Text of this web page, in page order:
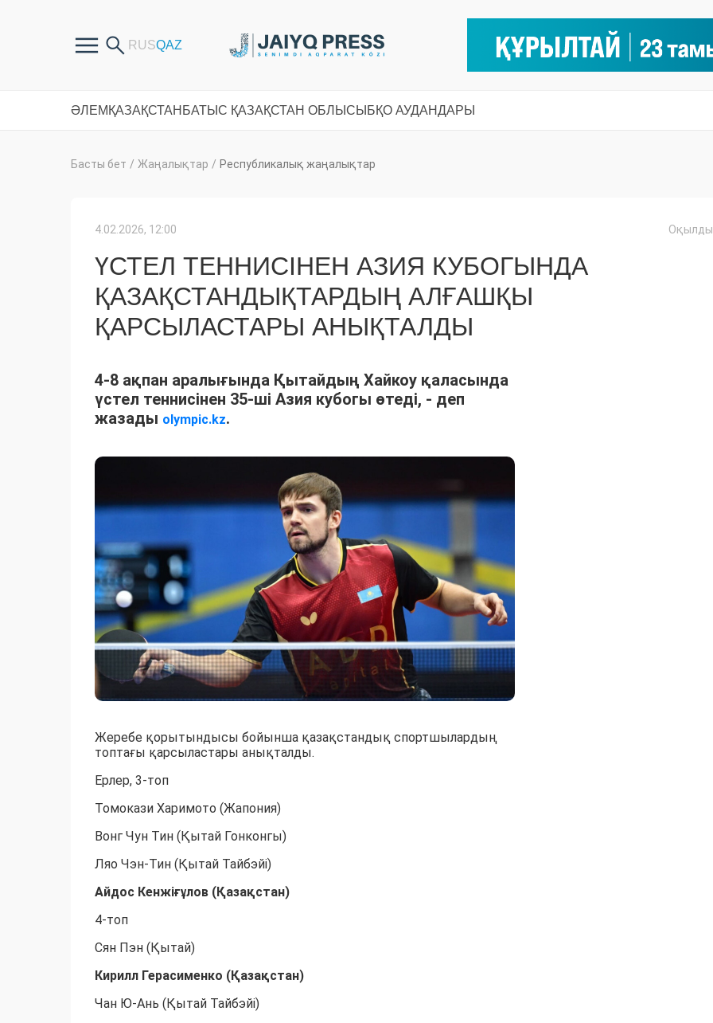
ӘЛЕМ ҚАЗАҚСТАН БАТЫС ҚАЗАҚСТАН ОБЛЫСЫ БҚО АУДАНДАРЫ
Басты бет / Жаңалықтар / Республикалық жаңалықтар
4.02.2026, 12:00
ҮСТЕЛ ТЕННИСІНЕН АЗИЯ КУБОГЫНДА
ҚАЗАҚСТАНДЫҚТАРДЫҢ АЛҒАШҚЫ
ҚАРСЫЛАСТАРЫ АНЫҚТАЛДЫ
4-8 ақпан аралығында Қытайдың Хайкоу қаласында
үстел теннисінен 35-ші Азия кубогы өтеді, - деп
жазады olympic.kz.
Жеребе қорытындысы бойынша қазақстандық спортшылардың
топтағы қарсыластары анықталды.
Ерлер, 3-топ
Томокази Харимото (Жапония)
Вонг Чун Тин (Қытай Гонконгы)
Ляо Чэн-Тин (Қытай Тайбэйі)
Айдос Кенжіғұлов (Қазақстан)
4-топ
Сян Пэн (Қытай)
Кирилл Герасименко (Қазақстан)
Чан Ю-Ань (Қытай Тайбэйі)